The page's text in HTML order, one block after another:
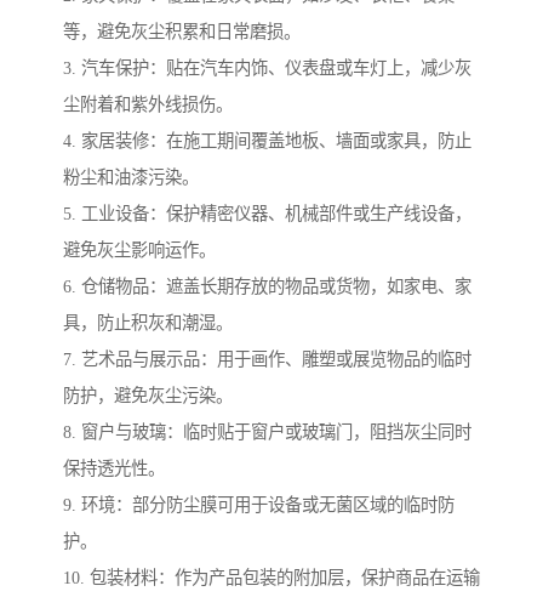
等，避免灰尘积累和日常磨损。
3. 汽车保护：贴在汽车内饰、仪表盘或车灯上，减少灰
尘附着和紫外线损伤。
4. 家居装修：在施工期间覆盖地板、墙面或家具，防止
粉尘和油漆污染。
5. 工业设备：保护精密仪器、机械部件或生产线设备，
避免灰尘影响运作。
6. 仓储物品：遮盖长期存放的物品或货物，如家电、家
具，防止积灰和潮湿。
7. 艺术品与展示品：用于画作、雕塑或展览物品的临时
防护，避免灰尘污染。
8. 窗户与玻璃：临时贴于窗户或玻璃门，阻挡灰尘同时
保持透光性。
9. 环境：部分防尘膜可用于设备或无菌区域的临时防
护。
10. 包装材料：作为产品包装的附加层，保护商品在运输